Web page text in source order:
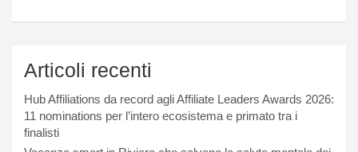
Articoli recenti
Hub Affiliations da record agli Affiliate Leaders Awards 2026:
11 nominations per l’intero ecosistema e primato tra i
finalisti